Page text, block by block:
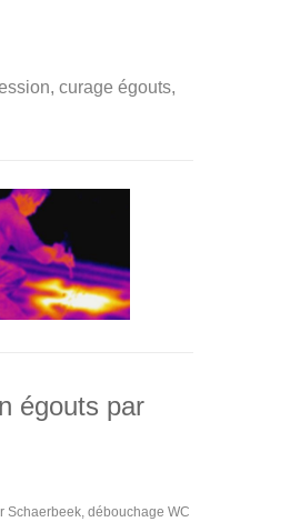
curage égouts,
égouts par
débouchage WC